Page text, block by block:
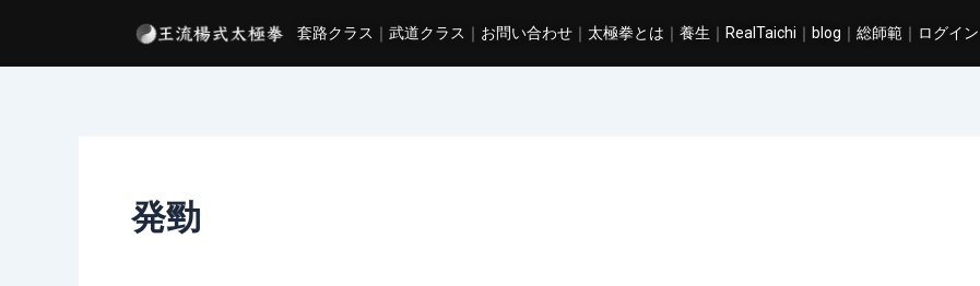
を
套路クラス ｜ 武道クラス ｜ お問い合わせ ｜ 太極拳とは ｜ 養生 ｜ RealTaichi ｜ blog ｜ 総師範 ｜ ログイン
発勁